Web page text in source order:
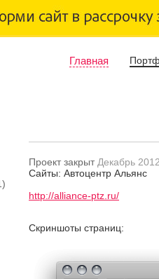
Главная
Проект закрыт Декабрь
Сайты: Автоцентр Альянс
http://alliance-ptz.ru/
Скриншоты страниц: